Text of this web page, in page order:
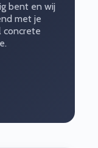
bent en wij
met je
concrete